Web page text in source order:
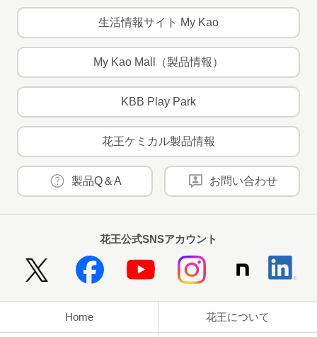
生活情報サイト My Kao
My Kao Mall（製品情報）
KBB Play Park
花王ケミカル製品情報
製品Q＆A お問い合わせ
花王公式SNSアカウント
Home 花王について